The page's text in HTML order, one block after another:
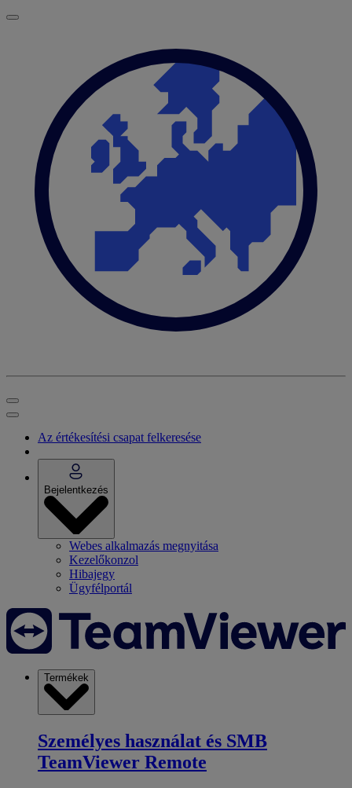
Az értékesítési csapat felkeresése
Bejelentkezés
Webes alkalmazás megnyitása
Kezelőkonzol
Hibajegy
Ügyfélportál
Termékek
Személyes használat és SMB
TeamViewer Remote